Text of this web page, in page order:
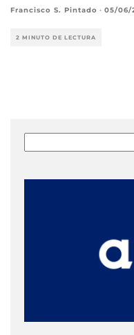
Francisco S. Pintado · 05/06/
2 MINUTO DE LECTURA